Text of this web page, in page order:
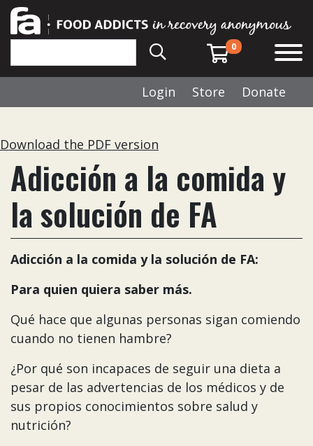
0
Login Store Donate
Download the PDF version
Adicción a la comida y
la solución de FA
Adicción a la comida y la solución de FA:
Para quien quiera saber más.
Qué hace que algunas personas sigan comiendo
cuando no tienen hambre?
¿Por qué son incapaces de seguir una dieta a
pesar de las advertencias de los médicos y de
sus propios conocimientos sobre salud y
nutrición?